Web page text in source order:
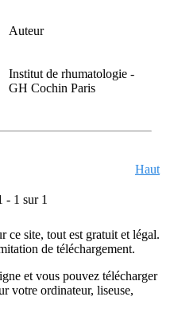
Auteur
Institut de rhumatologie -
GH Cochin Paris
Haut
- 1 sur 1
ce site, tout est gratuit et légal.
de téléchargement.
et vous pouvez télécharger
votre ordinateur, liseuse,